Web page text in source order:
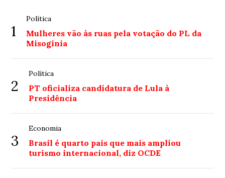
1
Política
Mulheres vão às ruas pela votação do PL da
Misoginia
2
Política
PT oficializa candidatura de Lula à
Presidência
3
Economia
Brasil é quarto país que mais ampliou
turismo internacional, diz OCDE